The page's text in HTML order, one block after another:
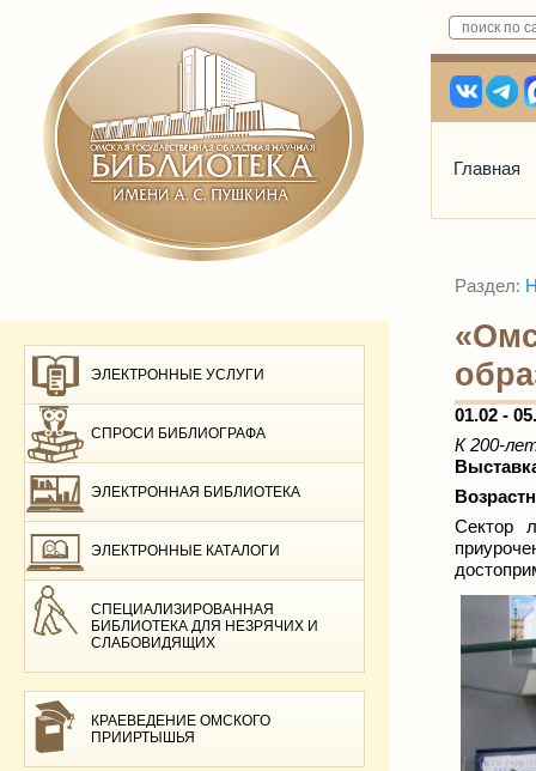
Главная
ЭЛЕКТРОННЫЕ УСЛУГИ
СПРОСИ БИБЛИОГРАФА
ЭЛЕКТРОННАЯ БИБЛИОТЕКА
ЭЛЕКТРОННЫЕ КАТАЛОГИ
СПЕЦИАЛИЗИРОВАННАЯ
БИБЛИОТЕКА ДЛЯ НЕЗРЯЧИХ И
СЛАБОВИДЯЩИХ
КРАЕВЕДЕНИЕ ОМСКОГО
ПРИИРТЫШЬЯ
Раздел:
01.02 -
К 200-
Сектор